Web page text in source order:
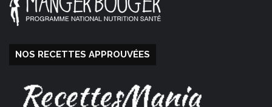
NOS RECETTES APPROUVÉES